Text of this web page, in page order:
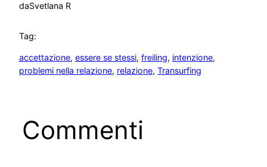
daSvetlana R
Tag:
accettazione, essere se stessi, freiling, intenzione
problemi nella relazione, relazione, Transurfing
Commenti